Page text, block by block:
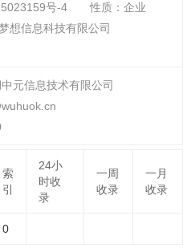
号-4 性质： 企业
想信息科技有限公司
元信息技术有限公司
索
引
24小
时收
录
一周
收录
一月
收录
0